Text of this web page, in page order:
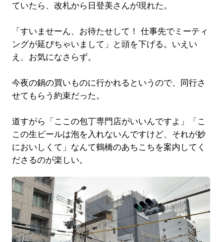
ていたら、改札から日登美さんが現れた。
「すいませーん、お待たせして！ 仕事先でミーティ
ングが延びちゃいまして」と頭を下げる。いえい
え、お気になさらず。
今夜の鍋の買いものに行かれるというので、同行さ
せてもらう約束だった。
道すがら「ここの包丁専門店がいいんですよ」「こ
この生ビールは泡を入れないんですけど、それが妙
においしくて」なんて鶴橋のあちこちを案内してく
ださるのが楽しい。